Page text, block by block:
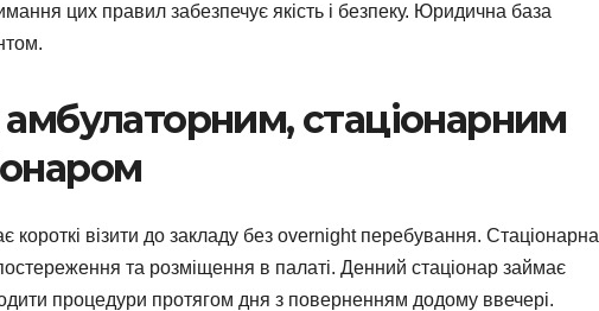
цих правил забезпечує якість і безпеку. Юридична база
амбулаторним, стаціонарним
короткі візити до закладу без overnight перебування. Стаціонарна
та розміщення в палаті. Денний стаціонар займає
процедури протягом дня з поверненням додому ввечері.